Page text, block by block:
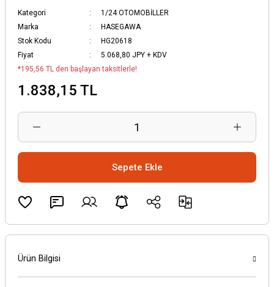
Kategori
1/24 OTOMOBİLLER
Marka
HASEGAWA
Stok Kodu
HG20618
Fiyat
5.068,80 JPY + KDV
*195,56 TL den başlayan taksitlerle!
1.838,15 TL
Sepete Ekle
Ürün Bilgisi